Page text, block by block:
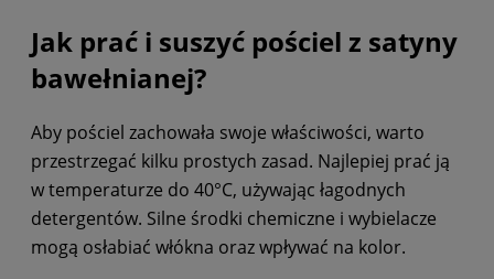
Jak prać i suszyć pościel z satyny
bawełnianej?
Aby pościel zachowała swoje właściwości, warto
przestrzegać kilku prostych zasad. Najlepiej prać ją
w temperaturze do 40°C, używając łagodnych
detergentów. Silne środki chemiczne i wybielacze
mogą osłabiać włókna oraz wpływać na kolor.